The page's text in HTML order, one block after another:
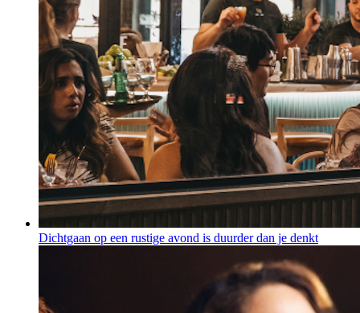
Dichtgaan op een rustige avond is duurder dan je denkt